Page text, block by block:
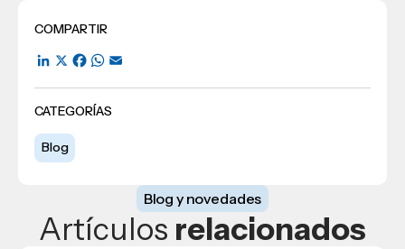
COMPARTIR
LinkedIn
X Facebook
WhatsApp
CATEGORÍAS
Blog
Blog y novedades
Artículos relacionados